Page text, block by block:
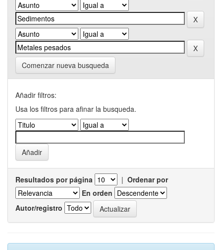
Comenzar nueva busqueda
Añadir filtros:
Usa los filtros para afinar la busqueda.
Resultados por página | Ordenar por
En orden
Autor/registro